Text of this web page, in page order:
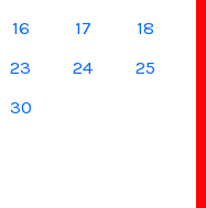
16 17
18
23 24
25
30